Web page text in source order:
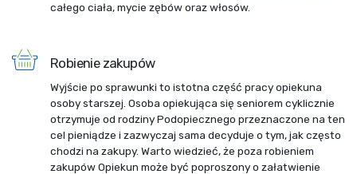
całego ciała, mycie zębów oraz włosów.
Robienie zakupów
Wyjście po sprawunki to istotna część pracy opiekuna
osoby starszej. Osoba opiekująca się seniorem cyklicznie
otrzymuje od rodziny Podopiecznego przeznaczone na ten
cel pieniądze i zazwyczaj sama decyduje o tym, jak często
chodzi na zakupy. Warto wiedzieć, że poza robieniem
zakupów Opiekun może być poproszony o załatwienie